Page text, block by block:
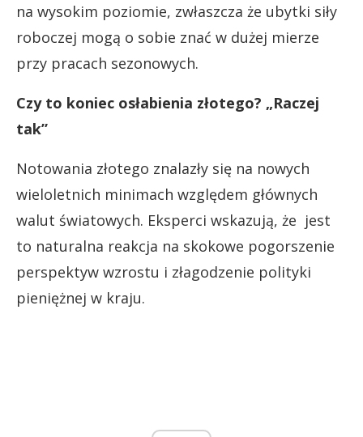
na wysokim poziomie, zwłaszcza że ubytki siły
roboczej mogą o sobie znać w dużej mierze
przy pracach sezonowych.
Czy to koniec osłabienia złotego? „Raczej
tak”
Notowania złotego znalazły się na nowych
wieloletnich minimach względem głównych
walut światowych. Eksperci wskazują, że jest
to naturalna reakcja na skokowe pogorszenie
perspektyw wzrostu i złagodzenie polityki
pieniężnej w kraju.